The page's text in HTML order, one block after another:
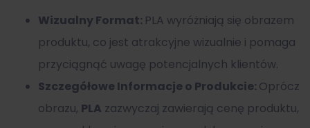
Wizualny Format: PLA wyróżniają się obrazem
produktu, co jest atrakcyjne wizualnie i pomaga
przyciągnąć uwagę potencjalnych klientów.
Szczegółowe Informacje o Produkcie: Oprócz
obrazu, PLA zazwyczaj zawierają cenę produktu,